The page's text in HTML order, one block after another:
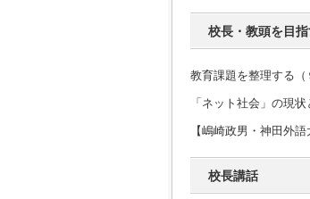
校長・教頭を目
教育課題を整理する（
「ネット社会」の現状
【嶋崎政男・神田外語
校長講話